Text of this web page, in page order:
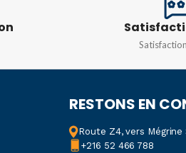
DC 5-30V
ÉCHELLE
RESTONS EN
Route Z4, vers Mégrine
+216 52 466 788